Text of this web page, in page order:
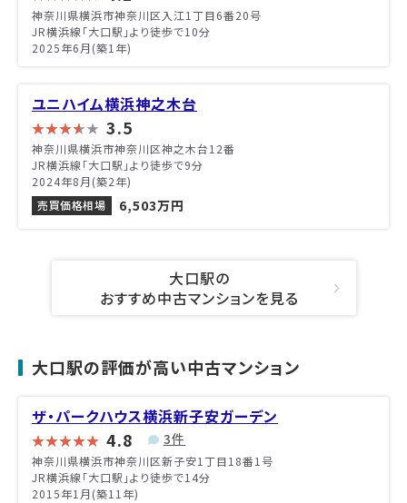
神奈川県横浜市神奈川区入江1丁目6番20号
JR横浜線「大口駅」より徒歩で10分
2025年6月(築1年)
ユニハイム横浜神之木台
3.5
神奈川県横浜市神奈川区神之木台12番
JR横浜線「大口駅」より徒歩で9分
2024年8月(築2年)
売買価格相場
6,503万円
大口駅の
おすすめ中古マンションを見る
大口駅の評価が高い中古マンション
ザ・パークハウス横浜新子安ガーデン
4.8 3件
神奈川県横浜市神奈川区新子安1丁目18番1号
JR横浜線「大口駅」より徒歩で14分
2015年1月(築11年)